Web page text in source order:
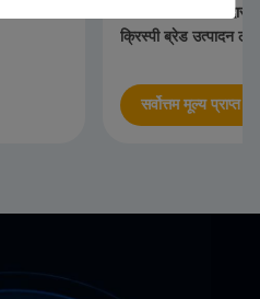
पापा हॉट सेलिंग
क्रिस्पी ब्रेड उत्पादन
सर्वोत्तम मूल्य प्राप्त